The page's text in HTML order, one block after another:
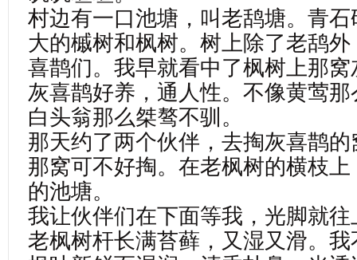
村边有一口池塘，叫老鸹塘。青
大的槭树和枫树。树上除了老鸹
喜鹊们。我早就看中了枫树上那窝
灰喜鹊好养，通人性。不像黄莺
白头翁那么桀骜不驯。
那天约了两个伙伴，去掏灰喜鹊的
那窝可不好掏。在老枫树的横枝
的池塘。
我让伙伴们在下面等我，光脚就往
老枫树杆长满苔藓，又湿又滑。